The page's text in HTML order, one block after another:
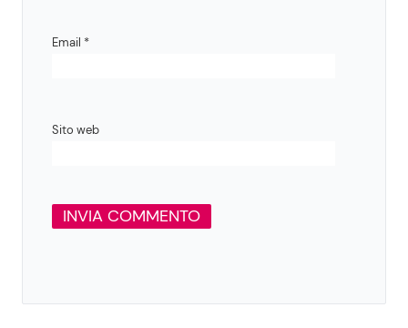
Email *
Sito web